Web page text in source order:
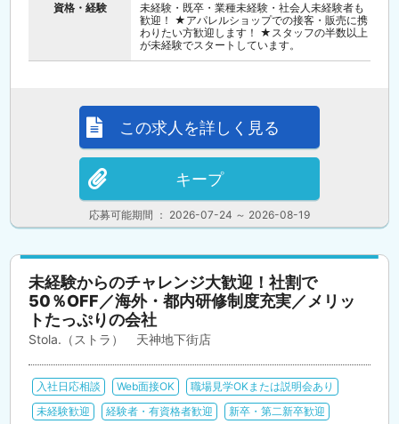
資格・経験
未経験・既卒・業種未経験・社会人未経験者も
歓迎！ ★アパレルショップでの接客・販売に携
わりたい方歓迎します！ ★スタッフの半数以上
が未経験でスタートしています。
応募可能期間 ： 2026-07-24 ～ 2026-08-19
この求人を詳しく見る
キープ
未経験からのチャレンジ大歓迎！社割で
50％OFF／海外・都内研修制度充実／メリッ
トたっぷりの会社
Stola.（ストラ） 天神地下街店
入社日応相談 Web面接OK
職場見学OKまたは説明会あり
未経験歓迎
経験者・有資格者歓迎
新卒・第二新卒歓迎